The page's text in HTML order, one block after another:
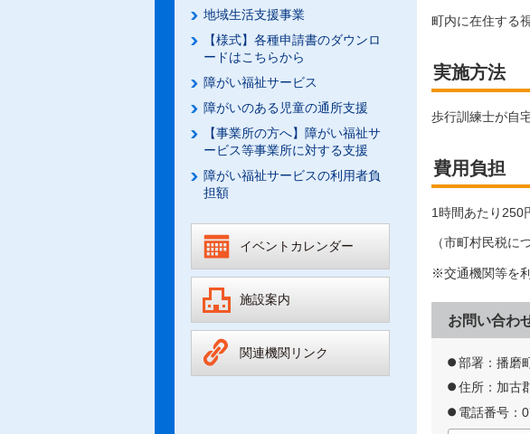
地域生活支援事業
【様式】各種申請書のダウンロ
ードはこちらから
障がい福祉サービス
障がいのある児童の通所支援
【事業所の方へ】障がい福祉サ
ービス等事業所に対する支援
障がい福祉サービスの利用者負
担額
イベントカレンダー
施設案内
関連機関リンク
町内に在住する
実施方法
歩行訓練士が自
費用負担
1時間あたり250
（市町村民税に
※交通機関等を
お問い合わ
部署：播磨
住所：加古
電話番号：